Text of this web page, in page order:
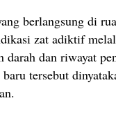
berlangsung di
zat adiktif
darah dan riwayat
tersebut